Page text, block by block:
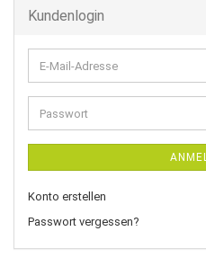
Kundenlogin
E-
Mail-
Adresse
Passwort
Konto erstellen
Passwort vergessen?